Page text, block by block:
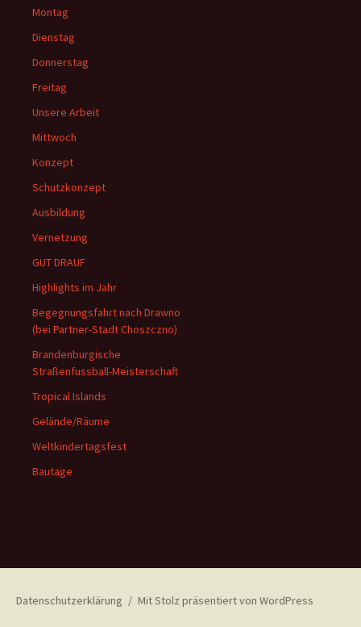
Montag
Dienstag
Donnerstag
Freitag
Unsere Arbeit
Mittwoch
Konzept
Schutzkonzept
Ausbildung
Vernetzung
GUT DRAUF
Highlights im Jahr
Begegnungsfahrt nach Drawno
(bei Partner-Stadt Choszczno)
Brandenburgische
Straßenfussball-Meisterschaft
Tropical Islands
Gelände/Räume
Weltkindertagsfest
Bautage
Datenschutzerklärung Mit Stolz präsentiert von WordPress